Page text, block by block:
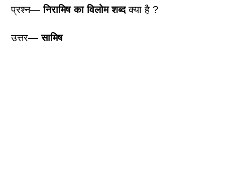
प्रश्न—निरामिषका विलोम शब्दक्या है ?
उत्तर—सामिष